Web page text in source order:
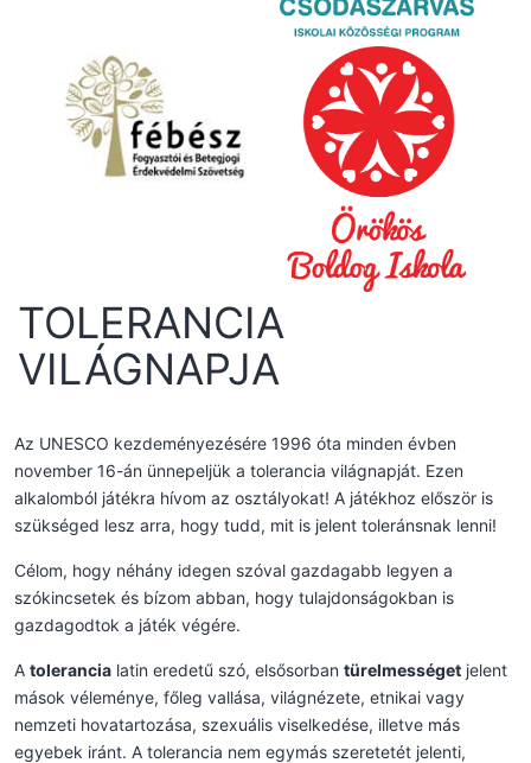
TOLERANCIA
VILÁGNAPJA
Az UNESCO kezdeményezésére 1996 óta minden évben
november 16-án ünnepeljük a tolerancia világnapját. Ezen
alkalomból játékra hívom az osztályokat! A játékhoz először is
szükséged lesz arra, hogy tudd, mit is jelent toleránsnak lenni!
Célom, hogy néhány idegen szóval gazdagabb legyen a
szókincsetek és bízom abban, hogy tulajdonságokban is
gazdagodtok a játék végére.
A tolerancia latin eredetű szó, elsősorban türelmességet jelent
mások véleménye, főleg vallása, világnézete, etnikai vagy
nemzeti hovatartozása, szexuális viselkedése, illetve más
egyebek iránt. A tolerancia nem egymás szeretetét jelenti,